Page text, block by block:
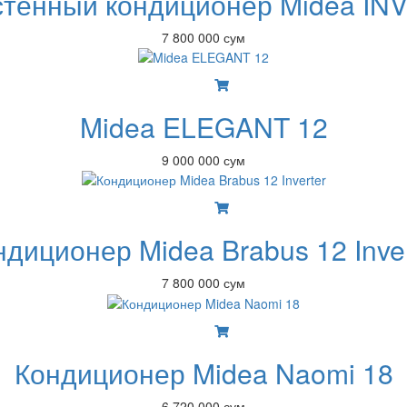
7 800 000 сум
Midea ELEGANT 12
9 000 000 сум
Midea Brabus 12
7 800 000 сум
Кондиционер Midea Naomi 18